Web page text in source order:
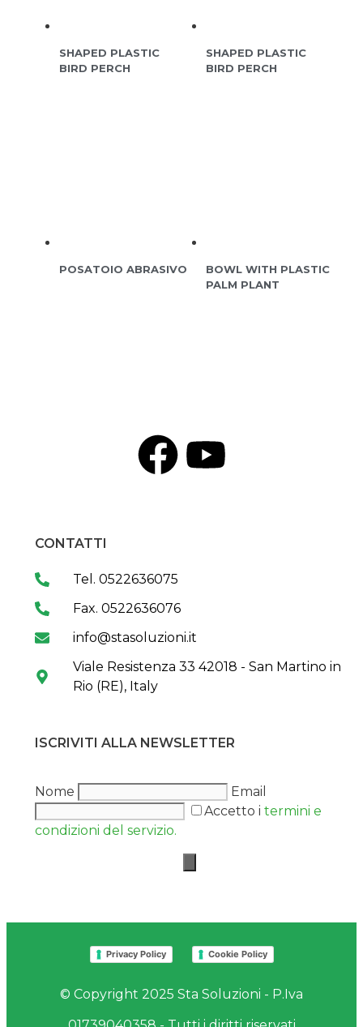
SHAPED PLASTIC
BIRD PERCH
SHAPED PLASTIC
BIRD PERCH
POSATOIO ABRASIVO
BOWL WITH PLASTIC
PALM PLANT
CONTATTI
Tel. 0522636075
Fax. 0522636076
info@stasoluzioni.it
Viale Resistenza 33 42018 - San Martino in
Rio (RE), Italy
ISCRIVITI ALLA NEWSLETTER
Nome
Email
Accetto i termini e
condizioni del servizio.
Privacy Policy Cookie Policy
© Copyright 2025 Sta Soluzioni - P.Iva